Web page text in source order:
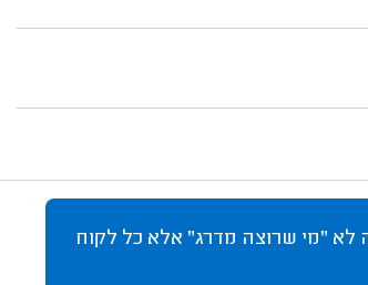
לא "מי שרוצה מדרג" אלא כל לקוח